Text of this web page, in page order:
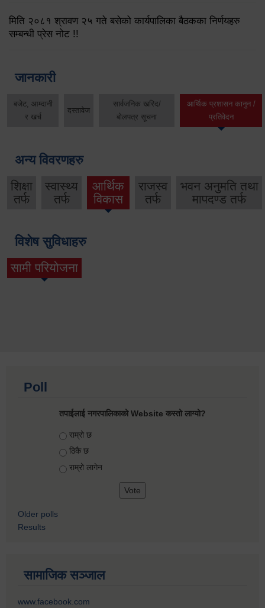
मिति २०८१ श्रावण २५ गते बसेको कार्यपालिका बैठकका निर्णयहरु
सम्बन्धी प्रेस नोट !!
जानकारी
बजेट, आम्दानी
र खर्च
दस्तावेज
सार्वजनिक खरिद/
बोलपत्र सूचना
आर्थिक प्रशासन कानुन /
प्रतिवेदन
अन्य विवरणहरु
शिक्षा
तर्फ
स्वास्थ्य
तर्फ
आर्थिक
विकास
राजस्व
तर्फ
भवन अनुमति तथा
मापदण्ड तर्फ
विशेष सुविधाहरु
सामी परियोजना
(active tab)
Poll
तपाईलाई नगरपालिकाको Website कस्तो लाग्यो?
Choices
राम्रो छ
ठिकै छ
राम्रो लागेन
Older polls
Results
सामाजिक सञ्जाल
www.facebook.com